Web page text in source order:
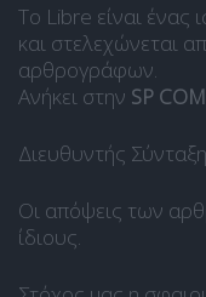
Το Libre είναι ένας
και στελεχώνεται
αρθρογράφων.
Ανήκει στην SP
Διευθυντής
Οι απόψεις των
ίδιους.